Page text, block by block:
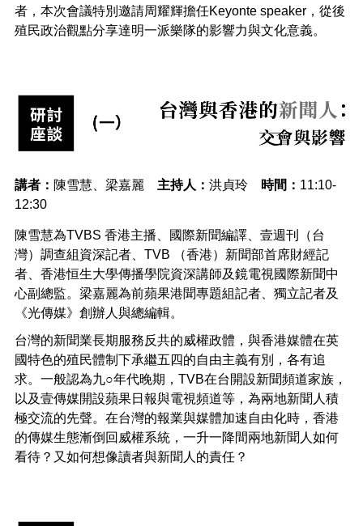
者，本次會議特別邀請周耀輝擔任Keyonte speaker，從後
殖民政治觀點分享達明一派樂隊的影響力與文化意義。
講者： 陳雪慧、梁嘉麗 主持人： 洪貞玲 時間： 11:10-
12:30
陳雪慧為TVBS 香港主播、國際新聞編譯、壹週刊（台
灣）調查組資深記者、TVB （香港）新聞部首席財經記
者、香港恒生大學傳播學院資深講師及鏡電視國際新聞中
心副總監。梁嘉麗為前蘋果港聞專題組記者、獨立記者及
《光傳媒》創辦人與總編輯。
台灣的新聞業長期服務反共的威權政體，與香港媒體在英
國特色的殖民體制下承繼五四的自由主義有別，各有追
求。一般認為九○年代晚期，TVB在台開設新聞頻道家族，
以及壹傳媒開設蘋果日報與電視頻道等，為兩地新聞人積
極交流的先聲。在台灣的報業與媒體加速自由化時，香港
的傳媒生態漸倒回威權系統，一升一降間兩地新聞人如何
看待？又如何想像讀者與新聞人的責任？